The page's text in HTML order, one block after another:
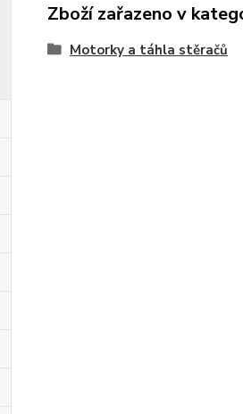
Zboží zařazeno v
Motorky a táhla stěračů